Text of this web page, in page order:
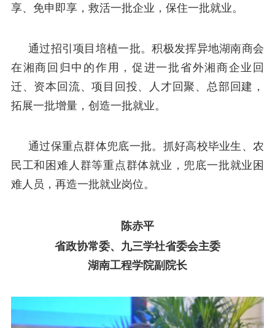
享、免申即享，救活一批企业，保住一批就业。
通过招引项目培植一批。积极发挥异地湖南商会
在湘商回归中的作用，促进一批省外湘商企业回
迁、资本回流、项目回投、人才回聚、总部回建，
拓展一批增量，创造一批就业。
通过保重点群体兜底一批。抓好高校毕业生、农
民工和困难人群等重点群体就业，兜底一批就业困
难人员，再造一批就业岗位。
陈赤平
省政协常委、九三学社省委会主委
湖南工程学院副院长